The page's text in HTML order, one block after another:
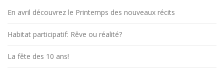
En avril découvrez le Printemps des nouveaux récits
Habitat participatif: Rêve ou réalité?
La fête des 10 ans!